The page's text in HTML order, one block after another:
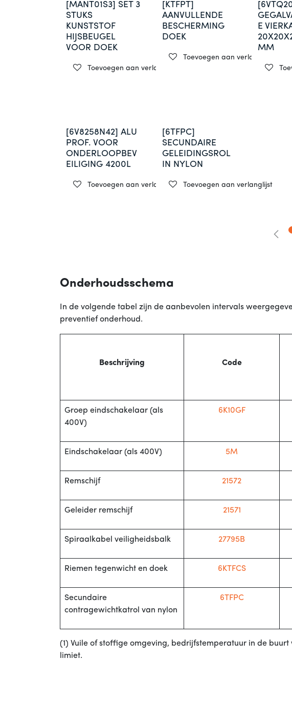
[MANT01S3] SET 3
STUKS
KUNSTSTOF
HIJSBEUGEL
VOOR DOEK
Toevoegen aan verlanglijst
[KTFPT]
AANVULLENDE
BESCHERMING
DOEK
Toevoegen aan verlanglijst
E
MM
[6V8258N42] ALU
PROF. VOOR
ONDERLOOPBEV
EILIGING 4200L
Toevoegen aan verlanglijst
[6TFPC]
SECUNDAIRE
GELEIDINGSROL
IN NYLON
Toevoegen aan verlanglijst
Onderhoudsschema
In de volgende tabel zijn de aanbevolen intervals
preventief onderhoud.
Beschrijving Code
Groep eindschakelaar (als
400V)
6K10GF
Eindschakelaar (als 400V) 5M
Remschijf 21572
Geleider remschijf 21571
Spiraalkabel veiligheidsbalk 27795B
Riemen tegenwicht en doek 6KTFCS
Secundaire
contragewichtkatrol van nylon
6TFPC
(1) Vuile of stoffige omgeving, bedrijfstemperatuur in de
limiet.